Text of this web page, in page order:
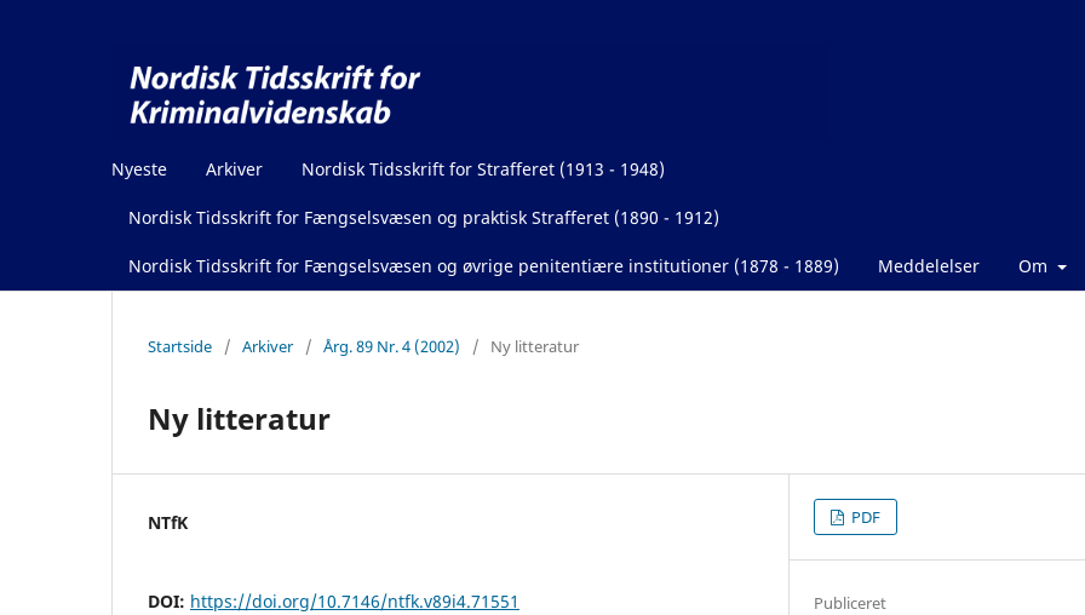
Nyeste Arkiver Nordisk Tidsskrift for Strafferet (1913 - 1948)
Nordisk Tidsskrift for Fængselsvæsen og praktisk Strafferet (1890 - 1912)
Nordisk Tidsskrift for Fængselsvæsen og øvrige penitentiære institutioner (1878 - 1889) Meddelelser Om
Startside / Arkiver / Årg. 89 Nr. 4 (2002) / Ny litteratur
Ny litteratur
NTfK
DOI: https://doi.org/10.7146/ntfk.v89i4.71551
PDF
Publiceret